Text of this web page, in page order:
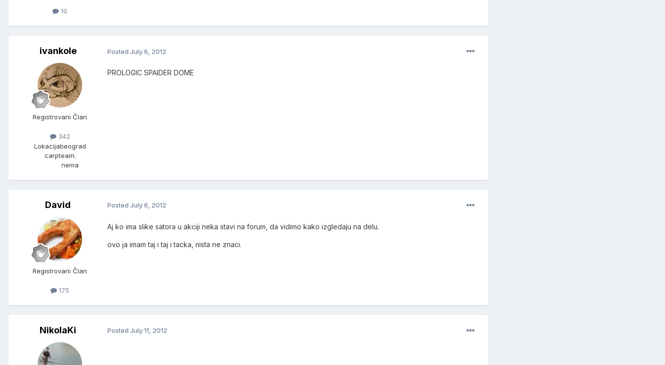
10
ivankole
Registrovani Član
342
Lokacijabeograd
carpteam:
nema
Posted July 6, 2012
PROLOGIC SPAIDER DOME
David
Registrovani Član
175
Posted July 6, 2012
Aj ko ima slike satora u akciji neka stavi na forum, da vidimo kako izgledaju na delu.
ovo ja imam taj i taj i tacka, nista ne znaci.
NikolaKi Posted July 11, 2012